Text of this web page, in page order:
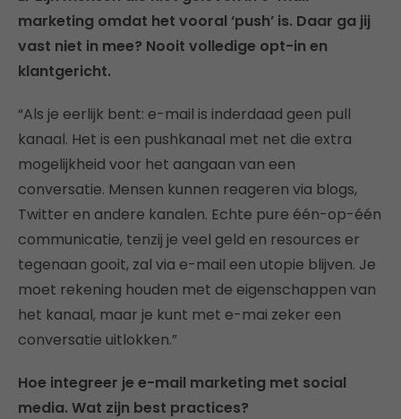
marketing omdat het vooral ‘push’ is. Daar ga jij
vast niet in mee? Nooit volledige opt-in en
klantgericht.
“Als je eerlijk bent: e-mail is inderdaad geen pull
kanaal. Het is een pushkanaal met net die extra
mogelijkheid voor het aangaan van een
conversatie. Mensen kunnen reageren via blogs,
Twitter en andere kanalen. Echte pure één-op-één
communicatie, tenzij je veel geld en resources er
tegenaan gooit, zal via e-mail een utopie blijven. Je
moet rekening houden met de eigenschappen van
het kanaal, maar je kunt met e-mai zeker een
conversatie uitlokken.”
Hoe integreer je e-mail marketing met social
media. Wat zijn best practices?